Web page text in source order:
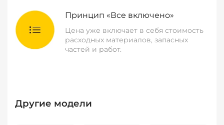
Принцип «Все включено»
Цена уже включает в себя стоимость
расходных материалов, запасных
частей и работ.
Другие модели